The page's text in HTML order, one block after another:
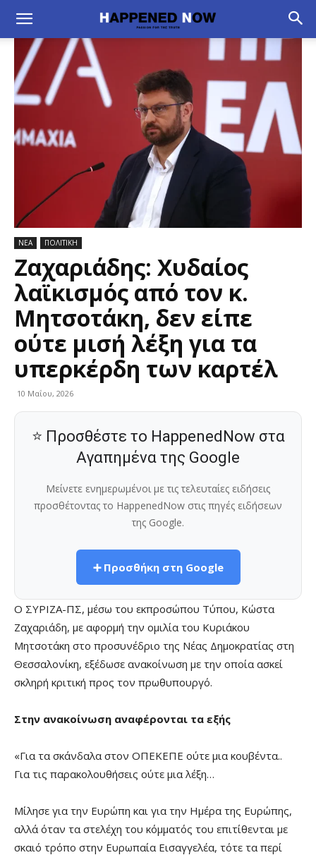
ΝΕΑ ΠΟΛΙΤΙΚΗ
Ζαχαριάδης: Χυδαίος
λαϊκισμός από τον κ.
Μητσοτάκη, δεν είπε
ούτε μισή λέξη για τα
υπερκέρδη των καρτέλ
10 Μαΐου, 2026
⭐ Προσθέστε το HappenedNow στα
Αγαπημένα της Google
Μείνετε ενημερωμένοι με τις τελευταίες ειδήσεις
προσθέτοντας το HappenedNow στις πηγές ειδήσεων
της Google.
➕ Προσθήκη στη Google
Ο ΣΥΡΙΖΑ-ΠΣ, μέσω του εκπροσώπου Τύπου, Κώστα
Ζαχαριάδη, με αφορμή την ομιλία του Κυριάκου
Μητσοτάκη στο προσυνέδριο της Νέας Δημοκρατίας στη
Θεσσαλονίκη, εξέδωσε ανακοίνωση με την οποία ασκεί
σκληρή κριτική προς τον πρωθυπουργό.
Στην ανακοίνωση αναφέρονται τα εξής
«Για τα σκάνδαλα στον ΟΠΕΚΕΠΕ ούτε μια κουβέντα..
Για τις παρακολουθήσεις ούτε μια λέξη…
Μίλησε για την Ευρώπη και για την Ημέρα της Ευρώπης,
αλλά όταν τα στελέχη του κόμματός του επιτίθενται με
σκαιό τρόπο στην Ευρωπαία Εισαγγελέα, τότε τα περί